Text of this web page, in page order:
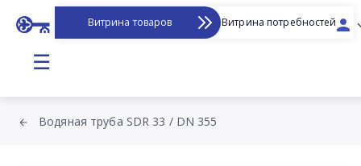
Витрина товаров Витрина потребностей
☰
Водяная труба SDR 33 / DN 355